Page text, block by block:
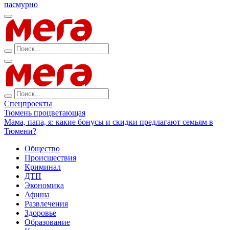
пасмурно
Спецпроекты
Тюмень процветающая
Мама, папа, я: какие бонусы и скидки предлагают семьям в
Тюмени?
Общество
Происшествия
Криминал
ДТП
Экономика
Афиша
Развлечения
Здоровье
Образование